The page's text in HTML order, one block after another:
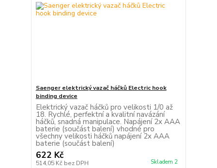
Saenger elektrický vazač háčků Electric hook
binding device
Elektrický vazač háčků pro velikosti 1/0 až
18. Rychlé, perfektní a kvalitní navázání
háčků, snadná manipulace. Napájení 2x AAA
baterie (součást balení) vhodné pro
všechny velikosti háčků napájení 2x AAA
baterie (součást balení)
622 Kč
514,05 Kč bez DPH Skladem 2